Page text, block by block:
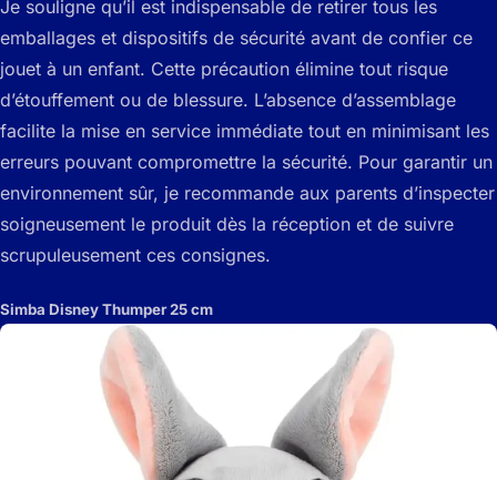
Je souligne qu’il est indispensable de retirer tous les
emballages et dispositifs de sécurité avant de confier ce
jouet à un enfant. Cette précaution élimine tout risque
d’étouffement ou de blessure. L’absence d’assemblage
facilite la mise en service immédiate tout en minimisant les
erreurs pouvant compromettre la sécurité. Pour garantir un
environnement sûr, je recommande aux parents d’inspecter
soigneusement le produit dès la réception et de suivre
scrupuleusement ces consignes.
Simba Disney Thumper 25 cm